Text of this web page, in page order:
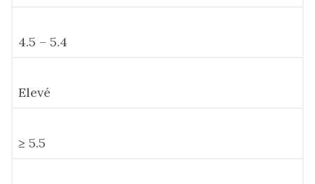
4.5 – 5.4
Elevé
≥ 5.5